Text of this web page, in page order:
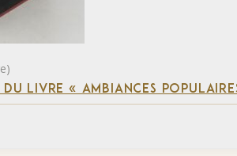
DU LIVRE « AMBIANCES